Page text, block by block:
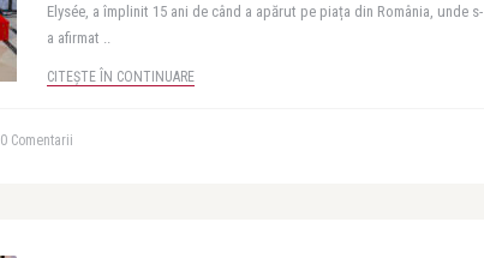
Elysée, a împlinit 15 ani de când a apărut pe piața din România, unde s-
a afirmat ..
CITEȘTE ÎN CONTINUARE
0 Comentarii